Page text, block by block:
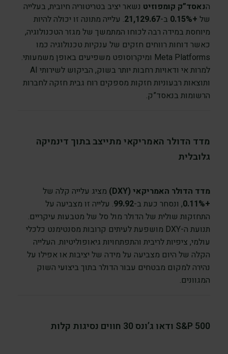
הנאסד”ק קומפוזיט נשאר יציב בטריטוריה חיובית, בעלייה
של +0.15% ב-21,129.67. עלייה מתונה זו יכולה להיות
מיוחסת במידה רבה לכוחו המתמשך של מגזר הטכנולוגיה,
כאשר דוחות רווחים חזקים של ענקיות טכנולוגיה כמו
Meta Platforms ומיקרוסופט משפיעים באופן משמעותי.
למרות אי ודאויות רחבות יותר בשוק, הביקוש לשירותי AI
ותוצאות רבעוניות חזקות מספקים רוח גבית חזקה לחברות
הרשומות בנאסד”ק.
מדד הדולר האמריקאי מתייצב בתוך דינמיקה
גלובלית
מדד הדולר האמריקאי (DXY)
מציג עלייה קלה של
+0.11%
, ונסחר כעת ב-99.92. עלייה זו מצביעה על
התחזקות שולית של הדולר מול סל של מטבעות עיקריים.
תנועת ה-DXY מושפעת לעיתים קרובות מסנטימנט כלכלי
עולמי, ציפיות לריבית והתפתחויות גיאופוליטיות. העלייה
הקלה של היום מצביעה על מידה של יציבות או אפילו על
נהירה למקום מבטחים עבור הדולר בתוך ביצועי השוק
המגוונים.
S&P 500 ודאו ג’ונס 30 חווים נסיגות קלות